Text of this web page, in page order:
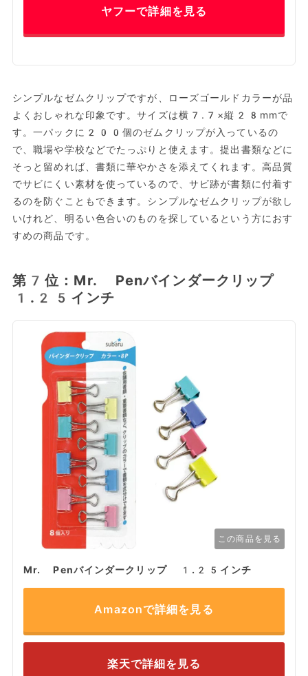
ヤフーで詳細を見る
シンプルなゼムクリップですが、ローズゴールドカラーが品
よくおしゃれな印象です。サイズは横7.7×縦28mmで
す。一パックに200個のゼムクリップが入っているの
で、職場や学校などでたっぷりと使えます。提出書類などに
そっと留めれば、書類に華やかさを添えてくれます。高品質
でサビにくい素材を使っているので、サビ跡が書類に付着す
るのを防ぐこともできます。シンプルなゼムクリップが欲し
いけれど、明るい色合いのものを探しているという方におす
すめの商品です。
第7位：Mr. Penバインダークリップ
1.25インチ
この商品を見る
Mr. Penバインダークリップ 1.25インチ
Amazonで詳細を見る
楽天で詳細を見る